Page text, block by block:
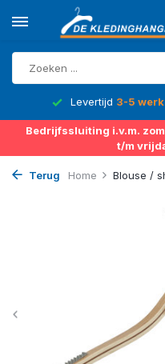
Levertijd 3-5
Bedrijfssluiting i.v.m.
t/m
Terug Home Blouse /